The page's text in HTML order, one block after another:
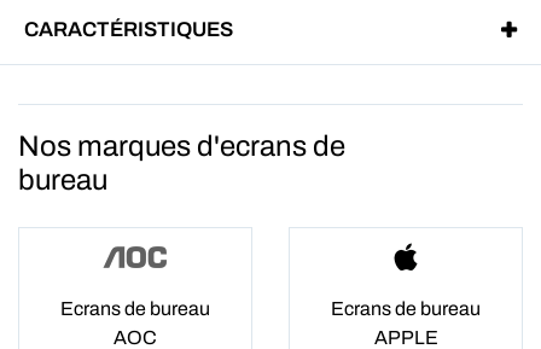
CARACTÉRISTIQUES
Nos marques d'ecrans de
bureau
Ecrans de bureau
AOC
Ecrans de bureau
APPLE